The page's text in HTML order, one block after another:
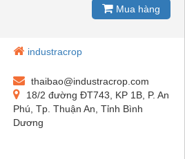
Mua hàng
industracrop
thaibao@industracrop.com
18/2 đường ĐT743, KP 1B, P. An
Phú, Tp. Thuận An, Tỉnh Bình
Dương